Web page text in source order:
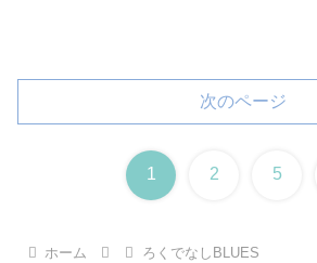
次のページ
1 2 5
ホーム ろくでなしBLUES